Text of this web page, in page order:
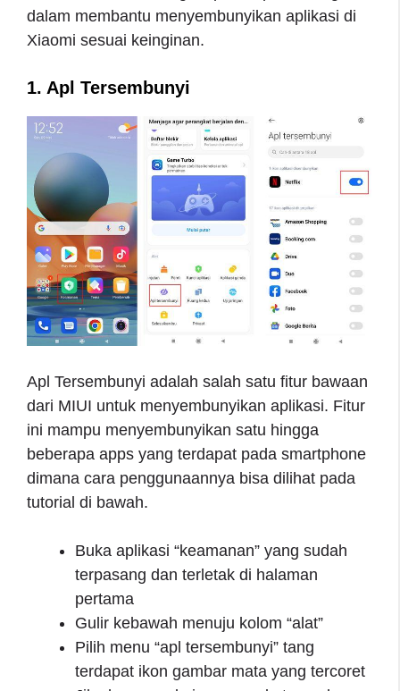
dalam membantu menyembunyikan aplikasi di
Xiaomi sesuai keinginan.
1. Apl Tersembunyi
Apl Tersembunyi adalah salah satu fitur bawaan
dari MIUI untuk menyembunyikan aplikasi. Fitur
ini mampu menyembunyikan satu hingga
beberapa apps yang terdapat pada smartphone
dimana cara penggunaannya bisa dilihat pada
tutorial di bawah.
Buka aplikasi “keamanan” yang sudah
terpasang dan terletak di halaman
pertama
Gulir kebawah menuju kolom “alat”
Pilih menu “apl tersembunyi” tang
terdapat ikon gambar mata yang tercoret